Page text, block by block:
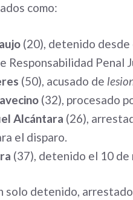
como:
(20), detenido
Responsabilidad Penal
(50), acusado de
(32), procesado
Alcántara (26),
el disparo.
(37), detenido el 10 de
solo detenido,